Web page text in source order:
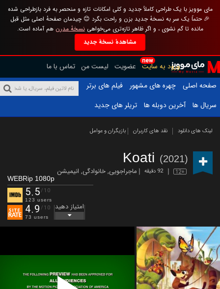
مای موویز با یک طراحی کاملاً جدید و کلی امکانات تازه و منحصر به فرد بازطراحی شده
🎉 حتماً یک سر به نسخهٔ جدید بزن و راحت بگرد 😊 چیدمان صفحهٔ اصلی مثل قبل
مانده تا گم نشوی ، و اگر ظاهر تازه‌تری می‌خواهینسخهٔ مدرن هم آماده است.
مشاهدهٔ نسخهٔ جدید
new
ورود به سایت عضویت لیست من تماس با ما
صفحه اصلی
چهره های مشهور
فیلم های برتر
سریال ها
آخرین دوبله ها تریلر های جدید
لینک های دانلود نقد های کاربران بازیگران و عوامل
Koati (2021)
12+ 92 دقیقه ماجراجویی,خانوادگی, انیمیشن
WEBRip 1080p
5.5/10
123 users
4.9 /10
73 users
امتیاز دهید